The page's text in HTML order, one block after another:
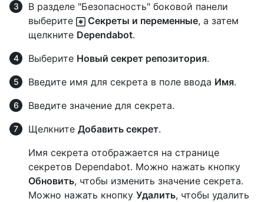
В разделе "Безопасность" боковой панели
выберите
Секреты и переменные, а затем
щелкните Dependabot.
Выберите Новый секрет репозитория.
Введите имя для секрета в поле ввода Имя.
Введите значение для секрета.
Щелкните Добавить секрет.
Имя секрета отображается на странице
секретов Dependabot. Можно нажать кнопку
Обновить, чтобы изменить значение секрета.
Можно нажать кнопку Удалить, чтобы удалить